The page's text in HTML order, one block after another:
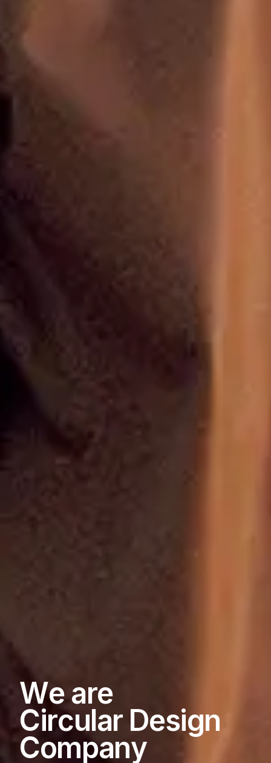
We are
Circular Design
Company